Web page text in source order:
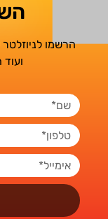
הרשמו